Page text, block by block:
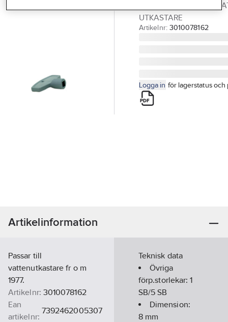
NYCKEL 8MM INV VA
UTKASTARE
Artikelnr: 3010078162
Logga in för lagerstatus och
Artikelinformation
Passar till
vattenutkastare fr o m
1977.
Artikelnr: 3010078162
Ean
artikelnr:
7392462005307
Teknisk data
Övriga
förp.storlekar:1
SB/5 SB
Dimension:
8 mm